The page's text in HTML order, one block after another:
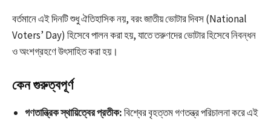
বর্তমানে এই দিনটি শুধু ঐতিহাসিক নয়, বরং জাতীয় ভোটার দিবস (National
Voters’ Day) হিসেবে পালন করা হয়, যাতে তরুণদের ভোটার হিসেবে নিবন্ধন
ও অংশগ্রহণে উৎসাহিত করা হয়।
কেন গুরুত্বপূর্ণ
গণতান্ত্রিক স্থায়িত্বের প্রতীক:বিশ্বের বৃহত্তম গণতন্ত্র পরিচালনা করে এই